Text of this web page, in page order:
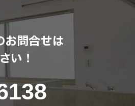
お問合せは
い！